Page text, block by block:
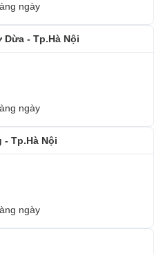
ngày
Dừa - Tp.Hà Nội
ngày
- Tp.Hà Nội
ngày